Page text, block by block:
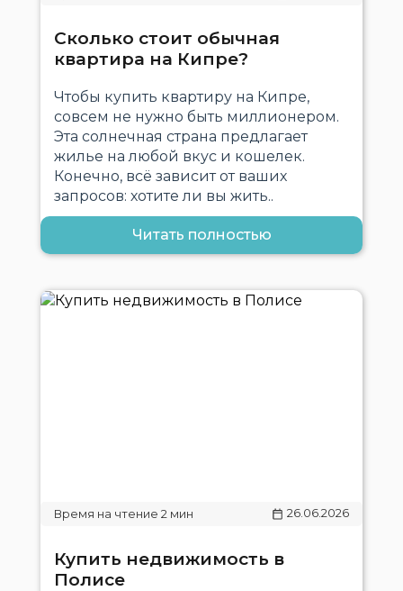
Сколько стоит обычная
квартира на Кипре?
Чтобы купить квартиру на Кипре,
совсем не нужно быть миллионером.
Эта солнечная страна предлагает
жилье на любой вкус и кошелек.
Конечно, всё зависит от ваших
запросов: хотите ли вы жить..
Читать полностью
26.06.2026
Купить недвижимость в
Полисе